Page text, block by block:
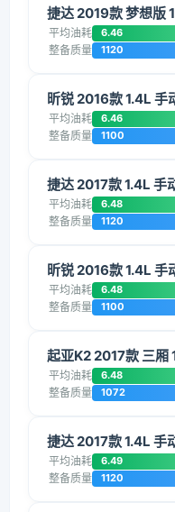
捷达 2019款 梦想版
平均油耗 6.46
整备质量 1120
昕锐 2016款 1.4L 手
平均油耗 6.46
整备质量 1100
捷达 2017款 1.4L 手
平均油耗 6.48
整备质量 1120
昕锐 2016款 1.4L 手
平均油耗 6.48
整备质量 1100
起亚K2 2017款 三厢
平均油耗 6.48
整备质量 1072
捷达 2017款 1.4L 手
平均油耗 6.49
整备质量 1120